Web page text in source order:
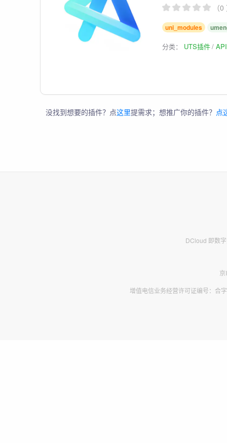
（
uni_modules
分类： UTS插件
没找到想要的插件？点这里提需求；想推广你的插件？ 点
DCloud 即数
增值电信业务经营许可证编号：合